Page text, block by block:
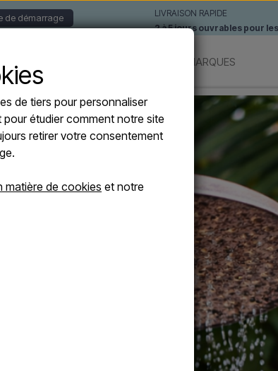
de démarrage
LIVRAISON RAPIDE
2 à 5 jours ouvrables pour
MARQUES
de tiers pour personnaliser
étudier comment notre site
retirer votre consentement
matière de cookies et notre